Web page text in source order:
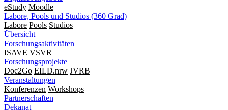
eStudy Moodle
Labore, Pools und Studios (360 Grad)
Labore Pools Studios
Übersicht
Forschungsaktivitäten
ISAVE VSVR
Forschungsprojekte
Doc2Go EILD.nrw JVRB
Veranstaltungen
Konferenzen Workshops
Partnerschaften
Dekanat